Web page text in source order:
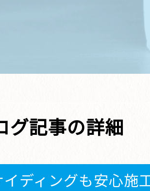
グ記事の詳細
イディングも安心施